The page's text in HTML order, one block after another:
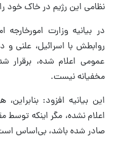
نظامی این رژیم در خاک خود
در بیانیه‌ وزارت
روابطش با اسرائیل، علنی و
عمومی اعلام شده، برقرار
مخفیانه نیست.
این بیانیه افزود:
اعلام نشده، مگر اینکه
صادر شده باشد، بی‌اساس